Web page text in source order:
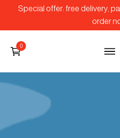
Special offer: free delivery,
order
0